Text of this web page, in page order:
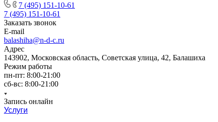
7 (495) 151-10-61
7 (495) 151-10-61
Заказать звонок
E-mail
balashiha@n-d-c.ru
Адрес
143902, Московская область, Советская улица, 42, Балашиха
Режим работы
пн-пт: 8:00-21:00
сб-вс: 8:00-21:00
Запись онлайн
Услуги